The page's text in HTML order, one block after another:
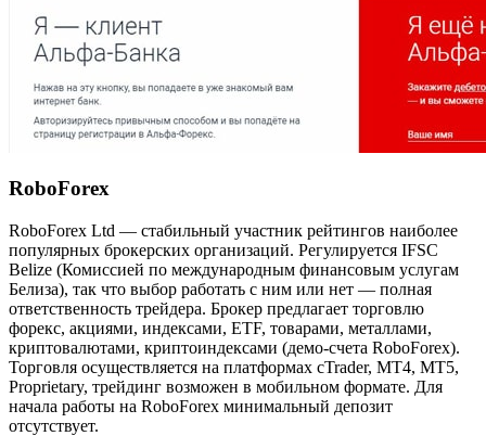
RoboForex
RoboForex Ltd — стабильный участник рейтингов наиболее
популярных брокерских организаций. Регулируется IFSC
Belize (Комиссией по международным финансовым услугам
Белиза), так что выбор работать с ним или нет — полная
ответственность трейдера. Брокер предлагает торговлю
форекс, акциями, индексами, ETF, товарами, металлами,
криптовалютами, криптоиндексами (демо-счета RoboForex).
Торговля осуществляется на платформах cTrader, MT4, MT5,
Proprietary, трейдинг возможен в мобильном формате. Для
начала работы на RoboForex минимальный депозит
отсутствует.